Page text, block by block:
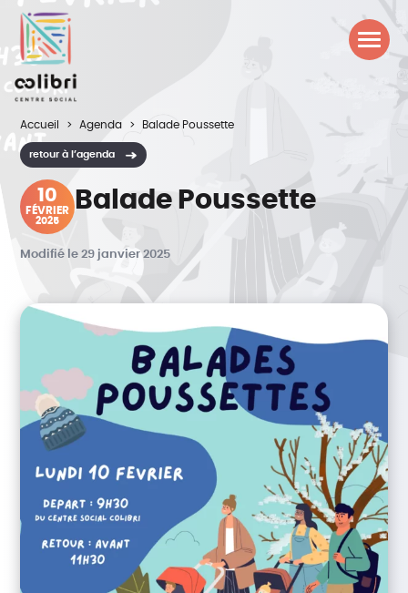
Accueil Agenda Balade Poussette
retour à l’agenda
10
FÉVRIER
2025
Balade Poussette
Modifié le 29 janvier 2025